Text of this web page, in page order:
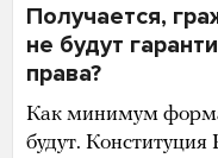
Получается,
не будут
права?
Как минимум
будут.